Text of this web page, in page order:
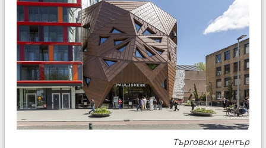
Търговски център